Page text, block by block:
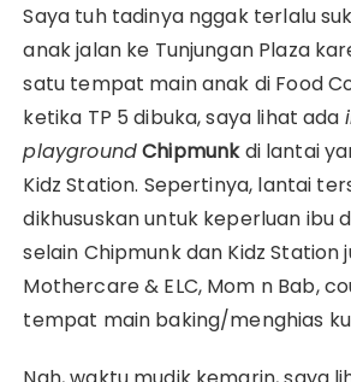
Saya tuh tadinya nggak terlalu
anak jalan ke Tunjungan Plaza
satu tempat main anak di Food
ketika TP 5 dibuka, saya lihat ada
playgroundChipmunkdi lantai
Kidz Station. Sepertinya, lantai
dikhususkan untuk keperluan ibu
selain Chipmunk dan Kidz Station
Mothercare & ELC, Mom n Bab,
tempat main baking/menghias